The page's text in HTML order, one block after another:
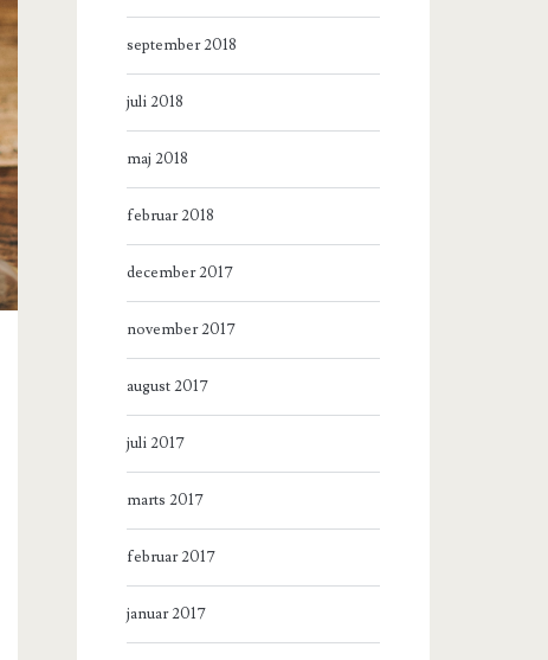
september 2018
juli 2018
maj 2018
februar 2018
december 2017
november 2017
august 2017
juli 2017
marts 2017
februar 2017
januar 2017